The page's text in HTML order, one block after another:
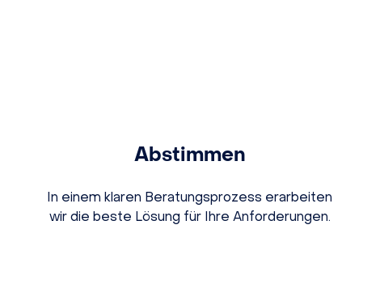
Abstimmen
In einem klaren Beratungsprozess erarbeiten
wir die beste Lösung für Ihre Anforderungen.